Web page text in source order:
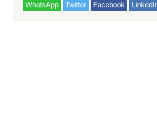
WhatsApp Twitter Facebook